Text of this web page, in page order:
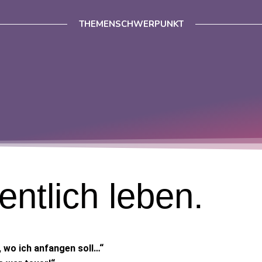
THEMENSCHWERPUNKT
leben.
wo ich anfangen soll…“